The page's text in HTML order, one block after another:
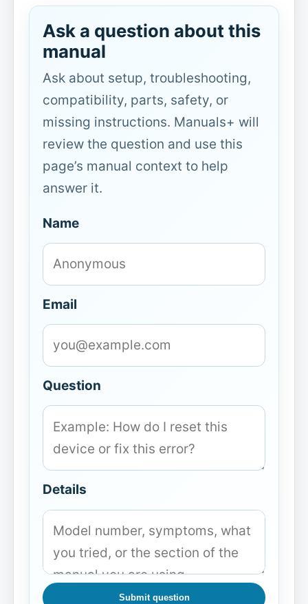
Ask a question about this
manual
Ask about setup, troubleshooting,
compatibility, parts, safety, or
missing instructions. Manuals+ will
review the question and use this
page’s manual context to help
answer it.
Name
Email
Question
Details
Submit question